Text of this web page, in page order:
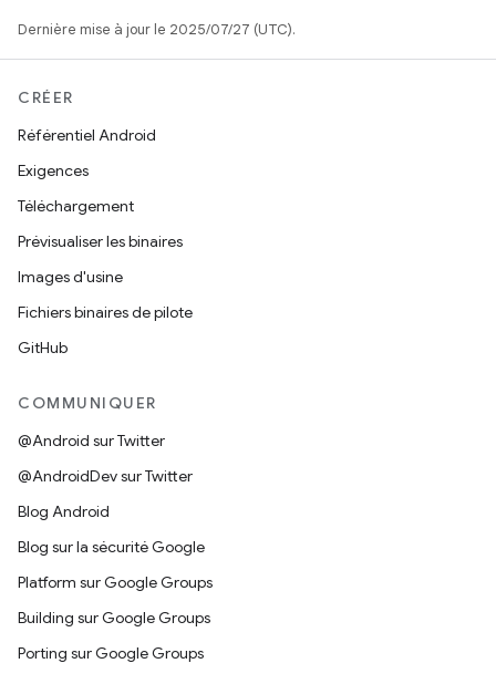
Dernière mise à jour le 2025/07/27 (UTC).
CRÉER
Référentiel Android
Exigences
Téléchargement
Prévisualiser les binaires
Images d'usine
Fichiers binaires de pilote
GitHub
COMMUNIQUER
@Android sur Twitter
@AndroidDev sur Twitter
Blog Android
Blog sur la sécurité Google
Platform sur Google Groups
Building sur Google Groups
Porting sur Google Groups